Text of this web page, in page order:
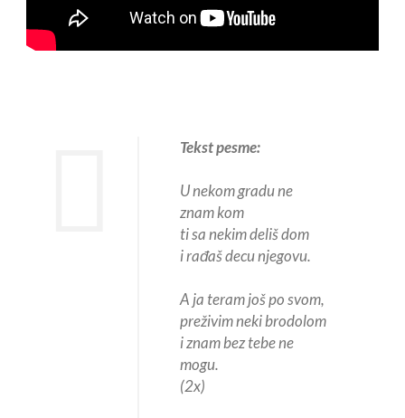
Tekst pesme:
U nekom gradu ne
znam kom
ti sa nekim deliš dom
i rađaš decu njegovu.
A ja teram još po svom,
preživim neki brodolom
i znam bez tebe ne
mogu.
(2x)